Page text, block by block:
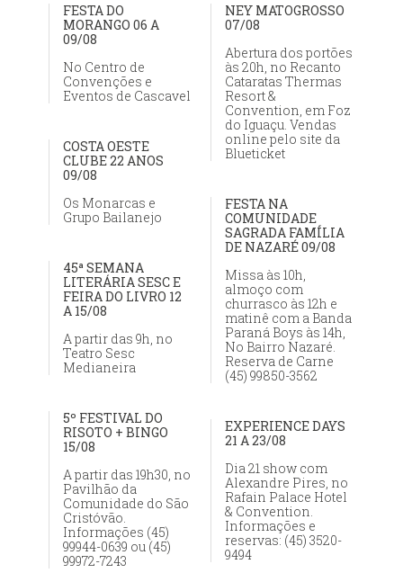
FESTA DO
MORANGO 06 A
09/08
No Centro de
Convenções e
Eventos de Cascavel
NEY MATOGROSSO
07/08
Abertura dos portões
às 20h, no Recanto
Cataratas Thermas
Resort &
Convention, em Foz
do Iguaçu. Vendas
online pelo site da
Blueticket
COSTA OESTE
CLUBE 22 ANOS
09/08
Os Monarcas e
Grupo Bailanejo
FESTA NA
COMUNIDADE
SAGRADA FAMÍLIA
DE NAZARÉ 09/08
Missa às 10h,
almoço com
churrasco às 12h e
matinê com a Banda
Paraná Boys às 14h,
No Bairro Nazaré.
Reserva de Carne
(45) 99850-3562
45ª SEMANA
LITERÁRIA SESC E
FEIRA DO LIVRO 12
A 15/08
A partir das 9h, no
Teatro Sesc
Medianeira
5º FESTIVAL DO
RISOTO + BINGO
15/08
A partir das 19h30, no
Pavilhão da
Comunidade do São
Cristóvão.
Informações (45)
99944-0639 ou (45)
99972-7243
EXPERIENCE DAYS
21 A 23/08
Dia 21 show com
Alexandre Pires, no
Rafain Palace Hotel
& Convention.
Informações e
reservas: (45) 3520-
9494